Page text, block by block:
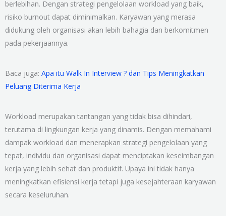
berlebihan. Dengan strategi pengelolaan workload yang baik,
risiko burnout dapat diminimalkan. Karyawan yang merasa
didukung oleh organisasi akan lebih bahagia dan berkomitmen
pada pekerjaannya.
Baca juga: Apa itu Walk In Interview ? dan Tips Meningkatkan
Peluang Diterima Kerja
Workload merupakan tantangan yang tidak bisa dihindari,
terutama di lingkungan kerja yang dinamis. Dengan memahami
dampak workload dan menerapkan strategi pengelolaan yang
tepat, individu dan organisasi dapat menciptakan keseimbangan
kerja yang lebih sehat dan produktif. Upaya ini tidak hanya
meningkatkan efisiensi kerja tetapi juga kesejahteraan karyawan
secara keseluruhan.